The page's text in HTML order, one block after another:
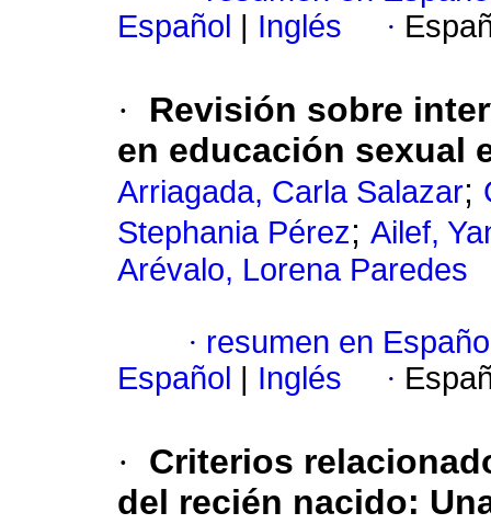
Español
Inglés ·
·
Revisión sobre
en educación sexual
Arriagada, Carla Salazar;
Stephania Pérez; Ailef,
Arévalo, Lorena Paredes
· resumen en
Español
Inglés ·
·
Criterios
del recién nacido: